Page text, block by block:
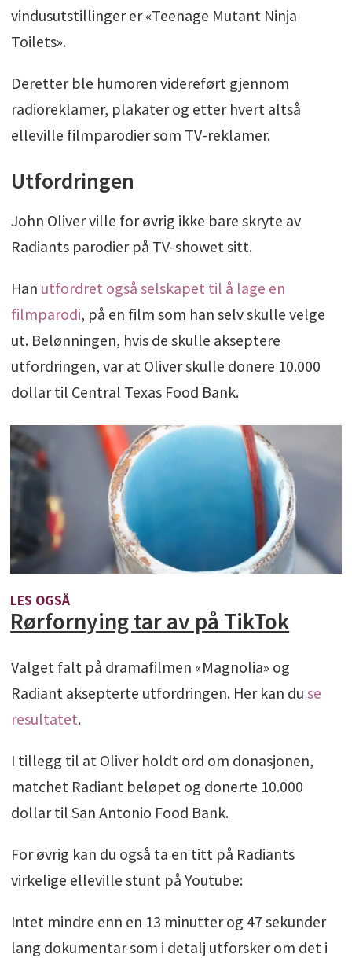
vindusutstillinger er «Teenage Mutant Ninja
Toilets».
Deretter ble humoren videreført gjennom
radioreklamer, plakater og etter hvert altså
elleville filmparodier som TV-reklamer.
Utfordringen
John Oliver ville for øvrig ikke bare skryte av
Radiants parodier på TV-showet sitt.
Han utfordret også selskapet til å lage en
filmparodi, på en film som han selv skulle velge
ut. Belønningen, hvis de skulle akseptere
utfordringen, var at Oliver skulle donere 10.000
dollar til Central Texas Food Bank.
LES OGSÅ
Rørfornying tar av på TikTok
Valget falt på dramafilmen «Magnolia» og
Radiant aksepterte utfordringen. Her kan du se
resultatet.
I tillegg til at Oliver holdt ord om donasjonen,
matchet Radiant beløpet og donerte 10.000
dollar til San Antonio Food Bank.
For øvrig kan du også ta en titt på Radiants
virkelige elleville stunt på Youtube:
Intet mindre enn en 13 minutter og 47 sekunder
lang dokumentar som i detalj utforsker om det i